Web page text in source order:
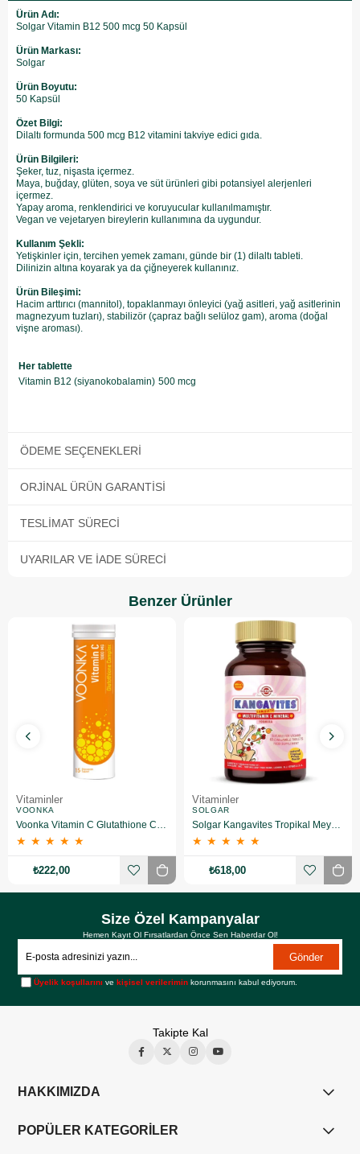
Ürün Adı:
Solgar Vitamin B12 500 mcg 50 Kapsül
Ürün Markası:
Solgar
Ürün Boyutu:
50 Kapsül
Özet Bilgi:
Dilaltı formunda 500 mcg B12 vitamini takviye edici gıda.
Ürün Bilgileri:
Şeker, tuz, nişasta içermez.
Maya, buğday, glüten, soya ve süt ürünleri gibi potansiyel alerjenleri
içermez.
Yapay aroma, renklendirici ve koruyucular kullanılmamıştır.
Vegan ve vejetaryen bireylerin kullanımına da uygundur.
Kullanım Şekli:
Yetişkinler için, tercihen yemek zamanı, günde bir (1) dilaltı tableti.
Dilinizin altına koyarak ya da çiğneyerek kullanınız.
Ürün Bileşimi:
Hacim arttırıcı (mannitol), topaklanmayı önleyici (yağ asitleri, yağ asitlerinin
magnezyum tuzları), stabilizör (çapraz bağlı selüloz gam), aroma (doğal
vişne aroması).
Her tablette
Vitamin B12 (siyanokobalamin) 500 mcg
ÖDEME SEÇENEKLERI
ORJINAL ÜRÜN GARANTISI
TESLIMAT SÜRECI
UYARILAR VE İADE SÜRECI
Benzer Ürünler
Vitaminler
VOONKA
Voonka Vitamin C Glutathione Complex Efervesan 15 Tablet
★ ★ ★ ★ ★
₺222,00
Vitaminler
SOLGAR
Solgar Kangavites Tropikal Meyve Aromalı 60 Tablet
★ ★ ★ ★ ★
₺618,00
Size Özel Kampanyalar
Hemen Kayıt Ol Fırsatlardan Önce Sen Haberdar Ol!
Gönder
Üyelik koşullarını vekişisel verilerimin korunmasını kabul ediyorum.
Takipte Kal
HAKKIMIZDA
POPÜLER KATEGORİLER